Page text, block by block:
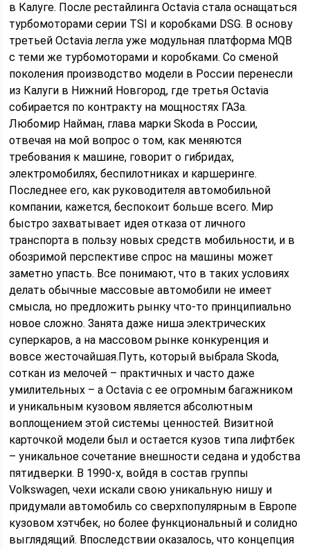
в Калуге. После рестайлинга Octavia стала оснащаться
турбомоторами серии TSI и коробками DSG. В основу
третьей Octavia легла уже модульная платформа MQB
с теми же турбомоторами и коробками. Со сменой
поколения производство модели в России перенесли
из Калуги в Нижний Новгород, где третья Octavia
собирается по контракту на мощностях ГАЗа.
Любомир Найман, глава марки Skoda в России,
отвечая на мой вопрос о том, как меняются
требования к машине, говорит о гибридах,
электромобилях, беспилотниках и каршеринге.
Последнее его, как руководителя автомобильной
компании, кажется, беспокоит больше всего. Мир
быстро захватывает идея отказа от личного
транспорта в пользу новых средств мобильности, и в
обозримой перспективе спрос на машины может
заметно упасть. Все понимают, что в таких условиях
делать обычные массовые автомобили не имеет
смысла, но предложить рынку что-то принципиально
новое сложно. Занята даже ниша электрических
суперкаров, а на массовом рынке конкуренция и
вовсе жесточайшая.Путь, который выбрала Skoda,
соткан из мелочей – практичных и часто даже
умилительных – а Octavia с ее огромным багажником
и уникальным кузовом является абсолютным
воплощением этой системы ценностей. Визитной
карточкой модели был и остается кузов типа лифтбек
– уникальное сочетание внешности седана и удобства
пятидверки. В 1990-х, войдя в состав группы
Volkswagen, чехи искали свою уникальную нишу и
придумали автомобиль со сверхпопулярным в Европе
кузовом хэтчбек, но более функциональный и солидно
выглядящий. Впоследствии оказалось, что концепция